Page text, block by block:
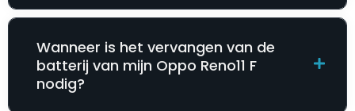
Wanneer is het vervangen van de
batterij van mijn Oppo Reno11 F
nodig?